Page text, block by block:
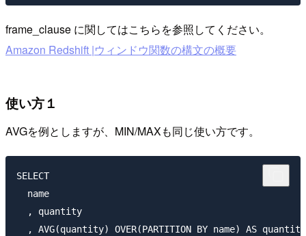
frame_clause に関してはこちらを参照してください。
Amazon Redshift |ウィンドウ関数の構文の概要
使い方１
AVGを例としますが、MIN/MAXも同じ使い方です。
SELECT
  name
  , quantity
, AVG(quantity) OVER(PARTITION BY name) AS